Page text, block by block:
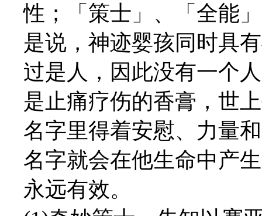
性；「策士」、「全能
是说，神迹婴孩同时具
过是人，因此没有一个
是止痛疗伤的香膏，世
名字里得着安慰、力量
名字就会在他生命中产
永远有效。